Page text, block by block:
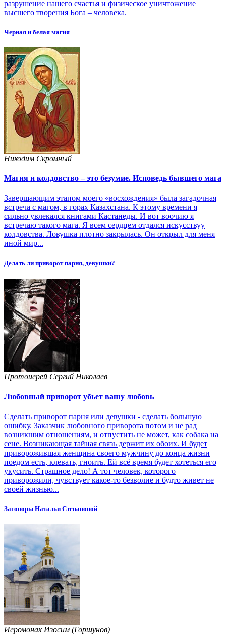
разрушение нашего счастья и физическое уничтожение
высшего творения Бога – человека.
Черная и белая магия
Никодим Скромный
Магия и колдовство – это безумие. Исповедь бывшего мага
Завершающим этапом моего «восхождения» была загадочная
встреча с магом, в горах Казахстана. К этому времени я
сильно увлекался книгами Кастанеды. И вот воочию я
встречаю такого мага. Я всем сердцем отдался искусствуу
колдовства. Ловушка плотно закрылась. Он открыл для меня
иной мир...
Делать ли приворот парня, девушки?
Протоиерей Сергий Николаев
Любовный приворот убьет вашу любовь
Сделать приворот парня или девушки - сделать большую
ошибку. Заказчик любовного приворота потом и не рад
возникшим отношениям, и отпустить не может, как собака на
сене. Возникающая тайная связь держит их обоих. И будет
приворожившая женщина своего мужчину до конца жизни
поедом есть, клевать, гноить. Ей всё время будет хотеться его
укусить. Страшное дело! А тот человек, которого
приворожили, чувствует какое-то безволие и будто живет не
своей жизнью...
Заговоры Натальи Степановой
Иеромонах Изосим (Горшунов)